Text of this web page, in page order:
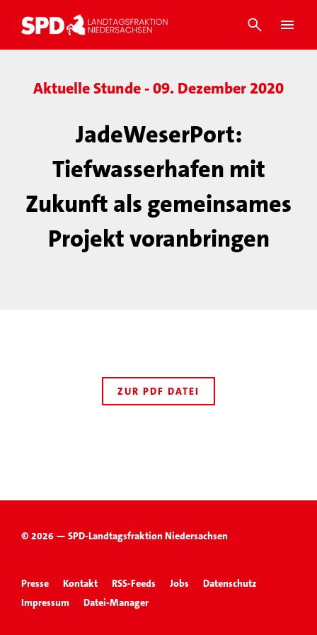
Aktuelle Stunde - 09. Dezember 2020
JadeWeserPort:
Tiefwasserhafen mit
Zukunft als gemeinsames
Projekt voranbringen
ZUR PDF DATEI
© 2026 — SPD-Landtagsfraktion Niedersachsen
Presse Kontakt RSS-Feeds Jobs
Datenschutz
Impressum
Datei-Manager